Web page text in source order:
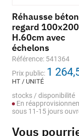
Réhausse
regard
H.60cm avec
échelons
Référence: 541364
Prix public: 1
HT / UNITÉ
stocks / disponibilité
En
sous 11-15 jours
Vous